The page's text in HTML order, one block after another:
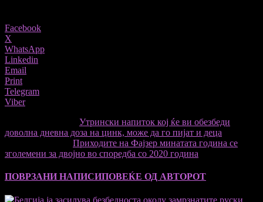
Facebook
X
WhatsApp
Linkedin
Email
Print
Telegram
Viber
Утрински напиток кој ќе ви обезбеди
доволна дневна доза на цинк, може да го пијат и деца
Приходите на Фајзер минатата година се
зголемени за двојно во споредба со 2020 година
ПОВРЗАНИ НАПИСИПОВЕЌЕ ОД АВТОРОТ